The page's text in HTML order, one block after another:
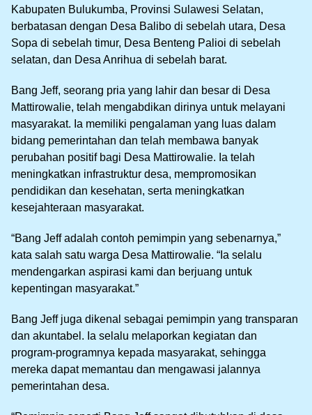
Kabupaten Bulukumba, Provinsi Sulawesi Selatan,
berbatasan dengan Desa Balibo di sebelah utara, Desa
Sopa di sebelah timur, Desa Benteng Palioi di sebelah
selatan, dan Desa Anrihua di sebelah barat.
Bang Jeff, seorang pria yang lahir dan besar di Desa
Mattirowalie, telah mengabdikan dirinya untuk melayani
masyarakat. Ia memiliki pengalaman yang luas dalam
bidang pemerintahan dan telah membawa banyak
perubahan positif bagi Desa Mattirowalie. Ia telah
meningkatkan infrastruktur desa, mempromosikan
pendidikan dan kesehatan, serta meningkatkan
kesejahteraan masyarakat.
“Bang Jeff adalah contoh pemimpin yang sebenarnya,”
kata salah satu warga Desa Mattirowalie. “Ia selalu
mendengarkan aspirasi kami dan berjuang untuk
kepentingan masyarakat.”
Bang Jeff juga dikenal sebagai pemimpin yang transparan
dan akuntabel. Ia selalu melaporkan kegiatan dan
program-programnya kepada masyarakat, sehingga
mereka dapat memantau dan mengawasi jalannya
pemerintahan desa.